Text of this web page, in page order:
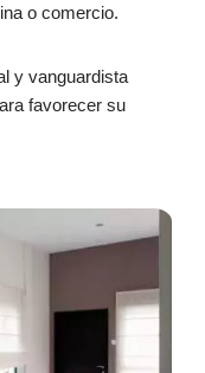
o comercio.
y vanguardista
favorecer su